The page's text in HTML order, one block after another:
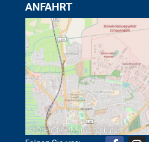
ANFAHRT
©OpenStreetMap contributors